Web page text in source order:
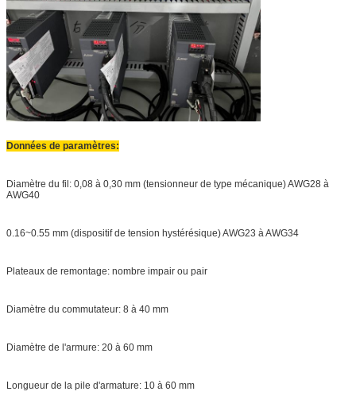
Données de paramètres:
Diamètre du fil: 0,08 à 0,30 mm (tensionneur de type mécanique) AWG28 à
AWG40
0.16~0.55 mm (dispositif de tension hystérésique) AWG23 à AWG34
Plateaux de remontage: nombre impair ou pair
Diamètre du commutateur: 8 à 40 mm
Diamètre de l'armure: 20 à 60 mm
Longueur de la pile d'armature: 10 à 60 mm